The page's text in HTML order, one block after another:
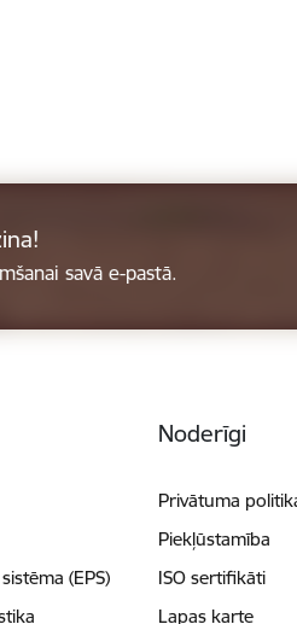
savā e-pastā.
(EPS)
Noderīgi
Privātuma
Piekļūstamība
ISO sertifikāti
Lapas karte